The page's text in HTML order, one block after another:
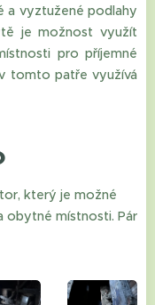
a vyztužené podlahy
je možnost využít
pro příjemné
tomto patře využívá
který je možné
obytné místnosti. Pár